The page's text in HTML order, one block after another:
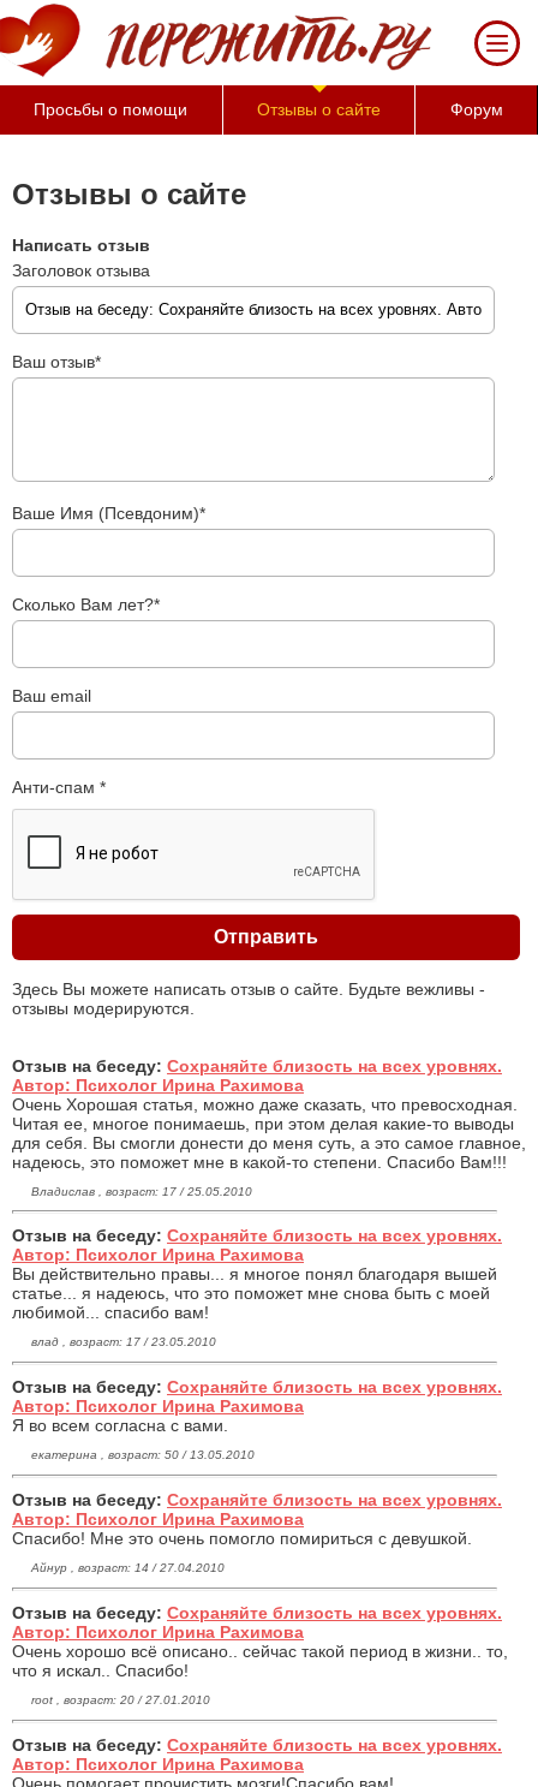
Просьбы о помощи Отзывы о сайте Форум
Отзывы о сайте
Написать отзыв
Заголовок отзыва
Ваш отзыв*
Ваше Имя (Псевдоним)*
Сколько Вам лет?*
Ваш email
Анти-спам *
Здесь Вы можете написать отзыв о сайте. Будьте вежливы -
отзывы модерируются.
Отзыв на беседу: Сохраняйте близость на всех уровнях.
Автор: Психолог Ирина Рахимова
Очень Хорошая статья, можно даже сказать, что превосходная.
Читая ее, многое понимаешь, при этом делая какие-то выводы
для себя. Вы смогли донести до меня суть, а это самое главное,
надеюсь, это поможет мне в какой-то степени. Спасибо Вам!!!
Владислав , возраст: 17 / 25.05.2010
Отзыв на беседу: Сохраняйте близость на всех уровнях.
Автор: Психолог Ирина Рахимова
Вы действительно правы... я многое понял благодаря вышей
статье... я надеюсь, что это поможет мне снова быть с моей
любимой... спасибо вам!
влад , возраст: 17 / 23.05.2010
Отзыв на беседу: Сохраняйте близость на всех уровнях.
Автор: Психолог Ирина Рахимова
Я во всем согласна с вами.
екатерина , возраст: 50 / 13.05.2010
Отзыв на беседу: Сохраняйте близость на всех уровнях.
Автор: Психолог Ирина Рахимова
Спасибо! Мне это очень помогло помириться с девушкой.
Айнур , возраст: 14 / 27.04.2010
Отзыв на беседу: Сохраняйте близость на всех уровнях.
Автор: Психолог Ирина Рахимова
Очень хорошо всё описано.. сейчас такой период в жизни.. то,
что я искал.. Спасибо!
root , возраст: 20 / 27.01.2010
Отзыв на беседу: Сохраняйте близость на всех уровнях.
Автор: Психолог Ирина Рахимова
Очень помогает прочистить мозги!Спасибо вам!